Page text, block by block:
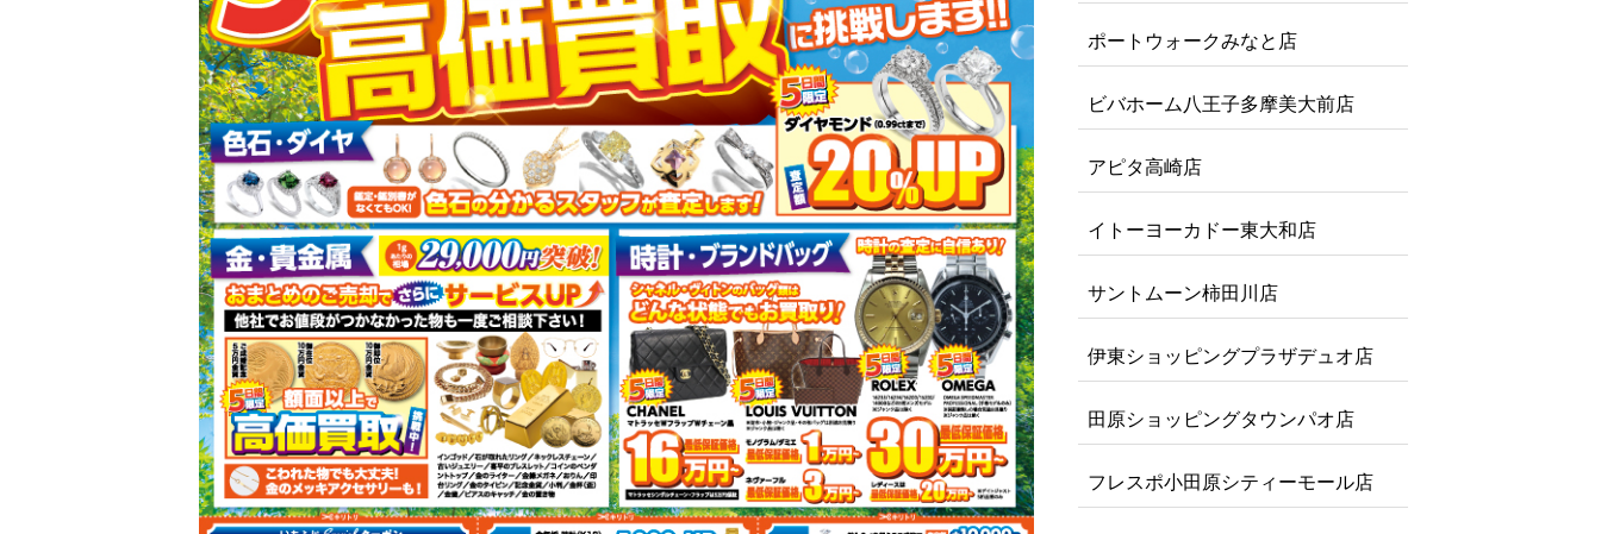
ポートウォークみなと店
ビバホーム八王子多摩美大前店
アピタ高崎店
イトーヨーカドー東大和店
サントムーン柿田川店
伊東ショッピングプラザデュオ店
田原ショッピングタウンパオ店
フレスポ小田原シティーモール店